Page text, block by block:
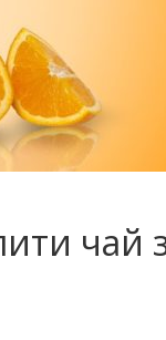
чай